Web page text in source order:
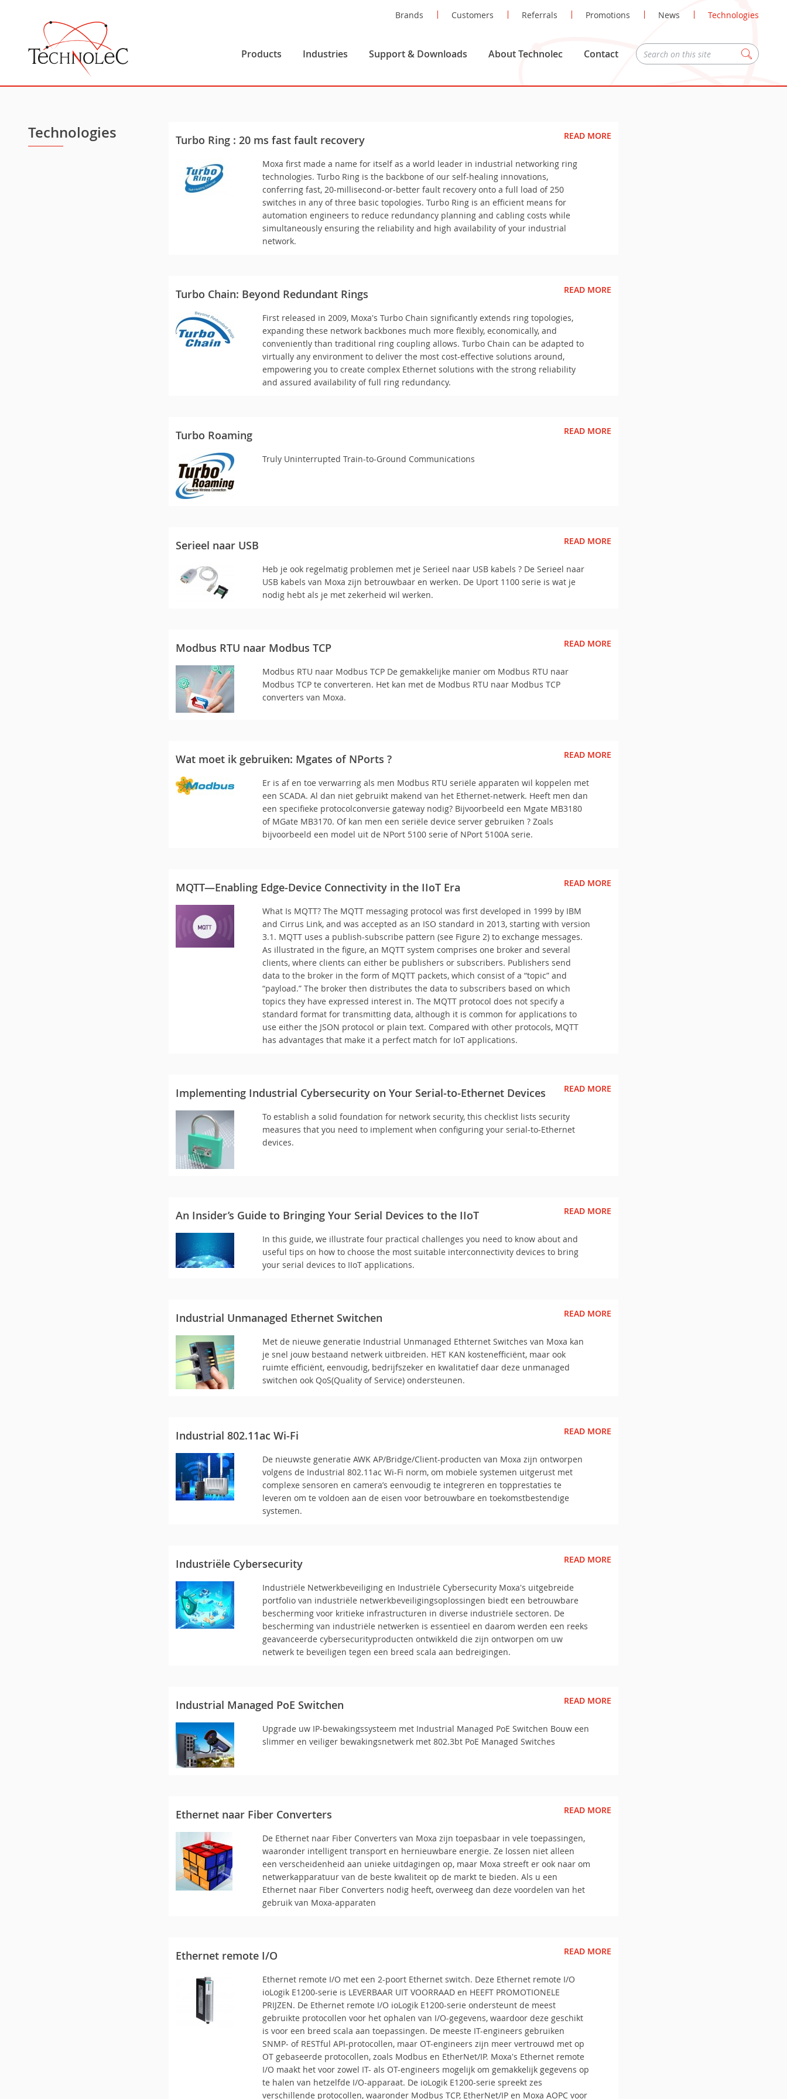
Brands Customers Referrals Promotions News Technologies
Products Industries Support & Downloads About Technolec Contact Zoeken
Technologies Turbo Ring : 20 ms fast fault recovery
Moxa first made a name for itself as a world leader in industrial networking ring
technologies. Turbo Ring is the backbone of our self-healing innovations,
conferring fast, 20-millisecond-or-better fault recovery onto a full load of 250
switches in any of three basic topologies. Turbo Ring is an efficient means for
automation engineers to reduce redundancy planning and cabling costs while
simultaneously ensuring the reliability and high availability of your industrial
network.
READ MORE
Turbo Chain: Beyond Redundant Rings
First released in 2009, Moxa's Turbo Chain significantly extends ring topologies,
expanding these network backbones much more flexibly, economically, and
conveniently than traditional ring coupling allows. Turbo Chain can be adapted to
virtually any environment to deliver the most cost-effective solutions around,
empowering you to create complex Ethernet solutions with the strong reliability
and assured availability of full ring redundancy.
READ MORE
Turbo Roaming
Truly Uninterrupted Train-to-Ground Communications
READ MORE
Serieel naar USB
Heb je ook regelmatig problemen met je Serieel naar USB kabels ? De Serieel naar
USB kabels van Moxa zijn betrouwbaar en werken. De Uport 1100 serie is wat je
nodig hebt als je met zekerheid wil werken.
READ MORE
Modbus RTU naar Modbus TCP
Modbus RTU naar Modbus TCP De gemakkelijke manier om Modbus RTU naar
Modbus TCP te converteren. Het kan met de Modbus RTU naar Modbus TCP
converters van Moxa.
READ MORE
Wat moet ik gebruiken: Mgates of NPorts ?
Er is af en toe verwarring als men Modbus RTU seriële apparaten wil koppelen met
een SCADA. Al dan niet gebruikt makend van het Ethernet-netwerk. Heeft men dan
een specifieke protocolconversie gateway nodig? Bijvoorbeeld een Mgate MB3180
of MGate MB3170. Of kan men een seriële device server gebruiken ? Zoals
bijvoorbeeld een model uit de NPort 5100 serie of NPort 5100A serie.
READ MORE
MQTT—Enabling Edge-Device Connectivity in the IIoT Era
What Is MQTT? The MQTT messaging protocol was first developed in 1999 by IBM
and Cirrus Link, and was accepted as an ISO standard in 2013, starting with version
3.1. MQTT uses a publish-subscribe pattern (see Figure 2) to exchange messages.
As illustrated in the figure, an MQTT system comprises one broker and several
clients, where clients can either be publishers or subscribers. Publishers send
data to the broker in the form of MQTT packets, which consist of a “topic” and
“payload.” The broker then distributes the data to subscribers based on which
topics they have expressed interest in. The MQTT protocol does not specify a
standard format for transmitting data, although it is common for applications to
use either the JSON protocol or plain text. Compared with other protocols, MQTT
has advantages that make it a perfect match for IoT applications.
READ MORE
Implementing Industrial Cybersecurity on Your Serial-to-Ethernet Devices
To establish a solid foundation for network security, this checklist lists security
measures that you need to implement when configuring your serial-to-Ethernet
devices.
READ MORE
An Insider’s Guide to Bringing Your Serial Devices to the IIoT
In this guide, we illustrate four practical challenges you need to know about and
useful tips on how to choose the most suitable interconnectivity devices to bring
your serial devices to IIoT applications.
READ MORE
Industrial Unmanaged Ethernet Switchen
Met de nieuwe generatie Industrial Unmanaged Ethternet Switches van Moxa kan
je snel jouw bestaand netwerk uitbreiden. HET KAN kostenefficiënt, maar ook
ruimte efficiënt, eenvoudig, bedrijfszeker en kwalitatief daar deze unmanaged
switchen ook QoS(Quality of Service) ondersteunen.
READ MORE
Industrial 802.11ac Wi-Fi
De nieuwste generatie AWK AP/Bridge/Client-producten van Moxa zijn ontworpen
volgens de Industrial 802.11ac Wi-Fi norm, om mobiele systemen uitgerust met
complexe sensoren en camera’s eenvoudig te integreren en topprestaties te
leveren om te voldoen aan de eisen voor betrouwbare en toekomstbestendige
systemen.
READ MORE
Industriële Cybersecurity
Industriële Netwerkbeveiliging en Industriële Cybersecurity Moxa's uitgebreide
portfolio van industriële netwerkbeveiligingsoplossingen biedt een betrouwbare
bescherming voor kritieke infrastructuren in diverse industriële sectoren. De
bescherming van industriële netwerken is essentieel en daarom werden een reeks
geavanceerde cybersecurityproducten ontwikkeld die zijn ontworpen om uw
netwerk te beveiligen tegen een breed scala aan bedreigingen.
READ MORE
Industrial Managed PoE Switchen
Upgrade uw IP-bewakingssysteem met Industrial Managed PoE Switchen Bouw een
slimmer en veiliger bewakingsnetwerk met 802.3bt PoE Managed Switches
READ MORE
Ethernet naar Fiber Converters
De Ethernet naar Fiber Converters​​ van Moxa zijn toepasbaar in vele toepassingen,
waaronder intelligent transport en hernieuwbare energie. Ze lossen niet alleen
een verscheidenheid aan unieke uitdagingen op, maar Moxa streeft er ook naar om
netwerkapparatuur van de beste kwaliteit op de markt te bieden. Als u een
Ethernet naar Fiber Converters​ nodig heeft, overweeg dan deze voordelen van het
gebruik van Moxa-apparaten
READ MORE
Ethernet remote I/O
Ethernet remote I/O met een 2-poort Ethernet switch. Deze Ethernet remote I/O
ioLogik E1200-serie​ is LEVERBAAR UIT VOORRAAD en HEEFT PROMOTIONELE
PRIJZEN. De Ethernet remote I/O ioLogik E1200-serie ondersteunt de meest
gebruikte protocollen voor het ophalen van I/O-gegevens, waardoor deze geschikt
is voor een breed scala aan toepassingen. De meeste IT-engineers gebruiken
SNMP- of RESTful API-protocollen, maar OT-engineers zijn meer vertrouwd met op
OT gebaseerde protocollen, zoals Modbus en EtherNet/IP. Moxa's Ethernet remote
I/O maakt het voor zowel IT- als OT-engineers mogelijk om gemakkelijk gegevens op
te halen van hetzelfde I/O-apparaat. De ioLogik E1200-serie spreekt zes
verschillende protocollen, waaronder Modbus TCP, EtherNet/IP en Moxa AOPC voor
READ MORE